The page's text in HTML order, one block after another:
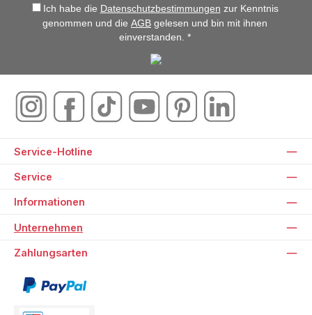
Ich habe die Datenschutzbestimmungen zur Kenntnis
genommen und die AGB gelesen und bin mit ihnen
einverstanden. *
Service-Hotline
Service
Informationen
Unternehmen
Zahlungsarten